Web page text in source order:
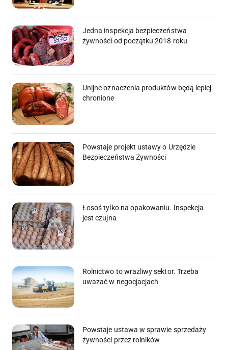
Jedna inspekcja bezpieczeństwa
żywności od początku 2018 roku
Unijne oznaczenia produktów będą lepiej
chronione
Powstaje projekt ustawy o Urzędzie
Bezpieczeństwa Żywności
Łosoś tylko na opakowaniu. Inspekcja
jest czujna
Rolnictwo to wrażliwy sektor. Trzeba
uważać w negocjacjach
Powstaje ustawa w sprawie sprzedaży
żywności przez rolników